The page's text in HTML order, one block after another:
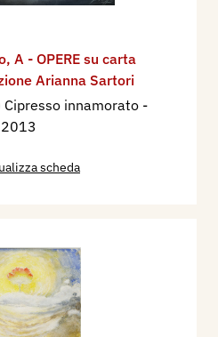
, A - OPERE su carta
Arianna Sartori
Cipresso innamorato -
2013
scheda